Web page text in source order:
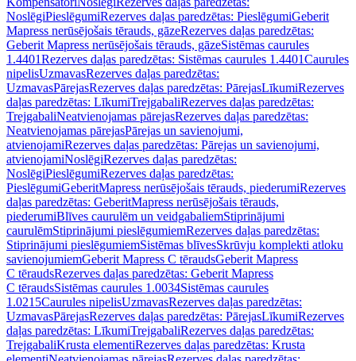
NoslēgiPieslēgumiRezerves daļas paredzētas: PieslēgumiGeberit
Mapress nerūsējošais tērauds, gāzeRezerves daļas paredzētas:
Geberit Mapress nerūsējošais tērauds, gāzeSistēmas caurules
1.4401Rezerves daļas paredzētas: Sistēmas caurules 1.4401Caurules
nipelisUzmavasRezerves daļas paredzētas:
UzmavasPārejasRezerves daļas paredzētas: PārejasLīkumiRezerves
daļas paredzētas: LīkumiTrejgabaliRezerves daļas paredzētas:
TrejgabaliNeatvienojamas pārejasRezerves daļas paredzētas:
Neatvienojamas pārejasPārejas un savienojumi,
atvienojamiRezerves daļas paredzētas: Pārejas un savienojumi,
atvienojamiNoslēgiRezerves daļas paredzētas:
NoslēgiPieslēgumiRezerves daļas paredzētas:
PieslēgumiGeberitMapress nerūsējošais tērauds, piederumiRezerves
daļas paredzētas: GeberitMapress nerūsējošais tērauds,
piederumiBlīves caurulēm un veidgabaliemStiprinājumi
caurulēmStiprinājumi pieslēgumiemRezerves daļas paredzētas:
Stiprinājumi pieslēgumiemSistēmas blīvesSkrūvju komplekti atloku
savienojumiemGeberit Mapress C tēraudsGeberit Mapress
C tēraudsRezerves daļas paredzētas: Geberit Mapress
C tēraudsSistēmas caurules 1.0034Sistēmas caurules
1.0215Caurules nipelisUzmavasRezerves daļas paredzētas:
UzmavasPārejasRezerves daļas paredzētas: PārejasLīkumiRezerves
daļas paredzētas: LīkumiTrejgabaliRezerves daļas paredzētas:
TrejgabaliKrusta elementiRezerves daļas paredzētas: Krusta